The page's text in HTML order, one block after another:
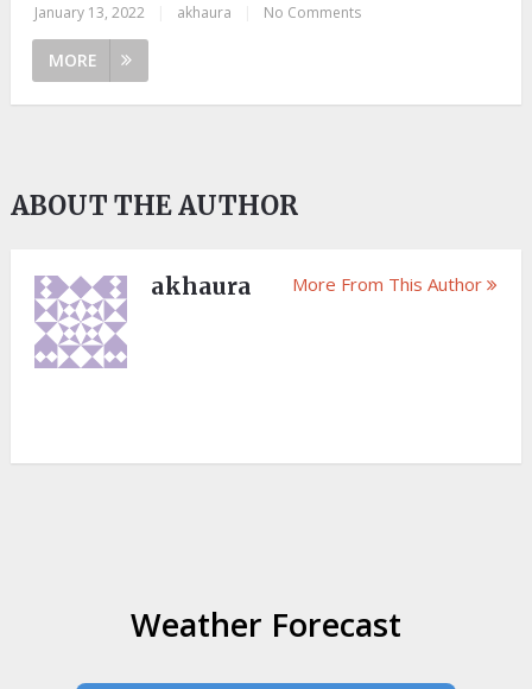
January 13, 2022 akhaura No Comments
MORE
ABOUT THE AUTHOR
akhaura More From This Author
Weather Forecast